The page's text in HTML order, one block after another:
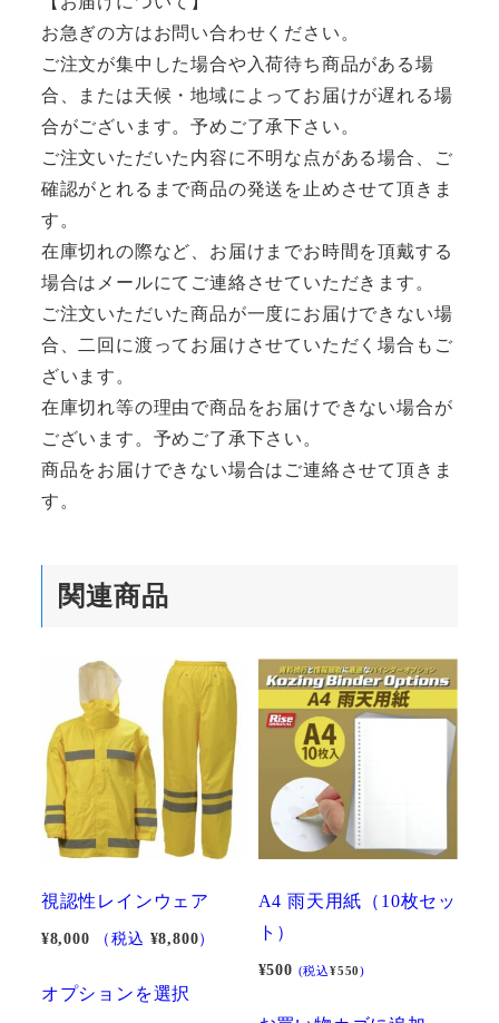
お急ぎの方はお問い合わせください。
ご注文が集中した場合や入荷待ち商品がある場
合、または天候・地域によってお届けが遅れる場
合がございます。予めご了承下さい。
ご注文いただいた内容に不明な点がある場合、ご
確認がとれるまで商品の発送を止めさせて頂きま
す。
在庫切れの際など、お届けまでお時間を頂戴する
場合はメールにてご連絡させていただきます。
ご注文いただいた商品が一度にお届けできない場
合、二回に渡ってお届けさせていただく場合もご
ざいます。
在庫切れ等の理由で商品をお届けできない場合が
ございます。予めご了承下さい。
商品をお届けできない場合はご連絡させて頂きま
す。
関連商品
視認性レインウェア
¥8,000 （税込 ¥8,800）
オプションを選択
A4 雨天用紙（10枚セッ
ト）
¥500 (税込¥550)